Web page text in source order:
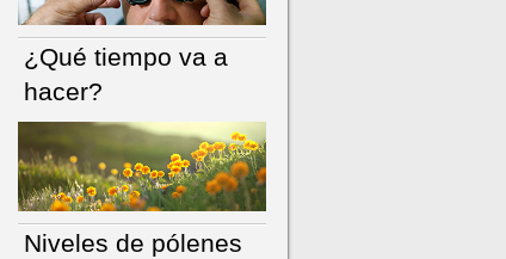
¿Qué tiempo va a
hacer?
Niveles de pólenes